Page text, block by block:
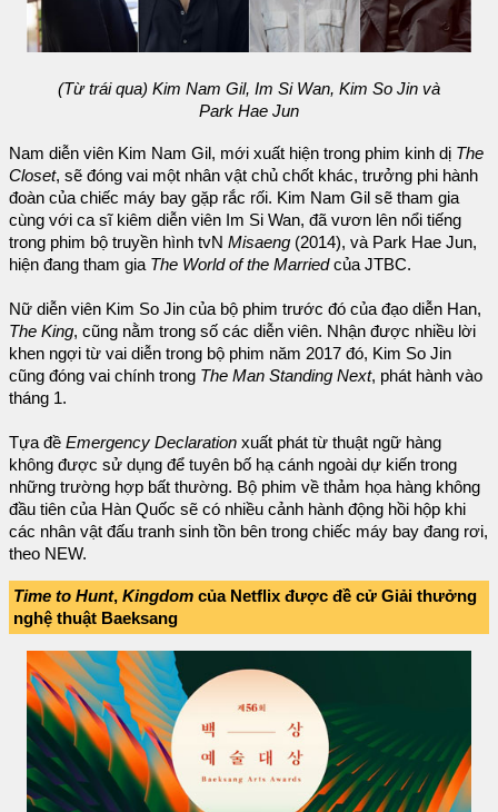
(Từ trái qua) Kim Nam Gil, Im Si Wan, Kim So Jin và
Park Hae Jun
Nam diễn viên Kim Nam Gil, mới xuất hiện trong phim kinh dị The
Closet, sẽ đóng vai một nhân vật chủ chốt khác, trưởng phi hành
đoàn của chiếc máy bay gặp rắc rối. Kim Nam Gil sẽ tham gia
cùng với ca sĩ kiêm diễn viên Im Si Wan, đã vươn lên nổi tiếng
trong phim bộ truyền hình tvN Misaeng (2014), và Park Hae Jun,
hiện đang tham gia The World of the Marriedcủa JTBC.
Nữ diễn viên Kim So Jin của bộ phim trước đó của đạo diễn Han,
The King, cũng nằm trong số các diễn viên. Nhận được nhiều lời
khen ngợi từ vai diễn trong bộ phim năm 2017 đó, Kim So Jin
cũng đóng vai chính trong The Man Standing Next, phát hành vào
tháng 1.
Tựa đề Emergency Declaration xuất phát từ thuật ngữ hàng
không được sử dụng để tuyên bố hạ cánh ngoài dự kiến trong
những trường hợp bất thường. Bộ phim về thảm họa hàng không
đầu tiên của Hàn Quốc sẽ có nhiều cảnh hành động hồi hộp khi
các nhân vật đấu tranh sinh tồn bên trong chiếc máy bay đang rơi,
theo NEW.
Time to Hunt, Kingdom của Netflix được đề cử Giải thưởng
nghệ thuật Baeksang